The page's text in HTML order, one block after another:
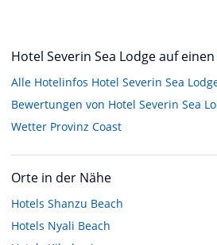
Hotel Severin Sea Lodge auf
Alle Hotelinfos Hotel Severin Sea
Bewertungen von Hotel Severin Sea
Wetter Provinz Coast
Orte in der Nähe
Hotels Shanzu Beach
Hotels Nyali Beach